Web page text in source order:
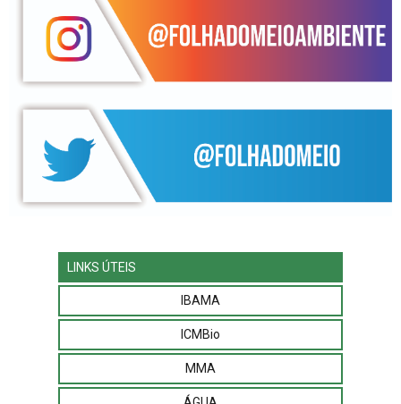
LINKS ÚTEIS
IBAMA
ICMBio
MMA